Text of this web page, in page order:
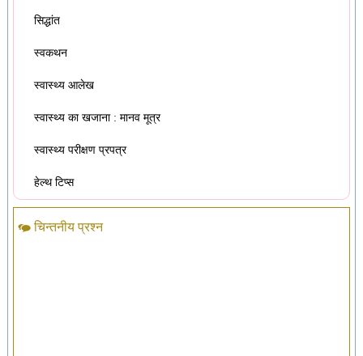
सिद्धांत
स्वकथन
स्वास्थ्य आलेख
स्वास्थ्य का खजाना : मानव मूत्र
स्वास्थ्य परीक्षण प्रपत्र
हेल्थ टिप्स
चिन्तनीय प्रश्न